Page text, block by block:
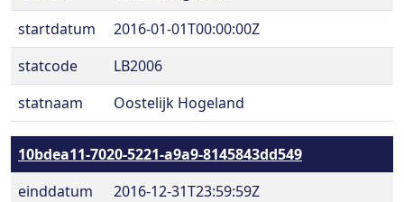
startdatum
2016-01-01T00:00:00Z
statcode
LB2006
statnaam
Oostelijk Hogeland
10bdea11-7020-5221-a9a9-8145843dd549
einddatum
2016-12-31T23:59:59Z